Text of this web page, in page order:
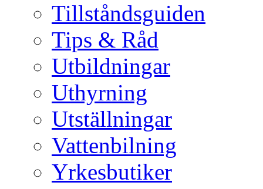
Tillståndsguiden
Tips & Råd
Utbildningar
Uthyrning
Utställningar
Vattenbilning
Yrkesbutiker